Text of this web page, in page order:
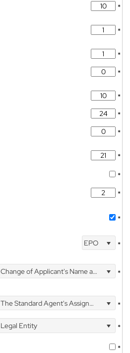
*
*
*
*
*
*
*
*
*
*
*
EPO *
Change of Applicant's Name and Address *
The Standard Agent's Assignment
*
Legal Entity
*
*